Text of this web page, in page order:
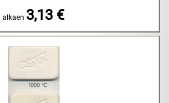
alkaen 3,13 €